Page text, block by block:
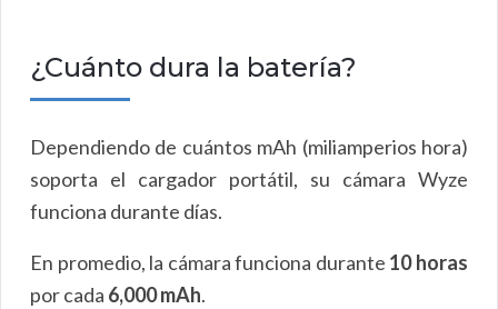
¿Cuánto dura la batería?
Dependiendo de cuántos mAh (miliamperios hora)
soporta el cargador portátil, su cámara Wyze
funciona durante días.
En promedio, la cámara funciona durante 10 horas
por cada 6,000 mAh.